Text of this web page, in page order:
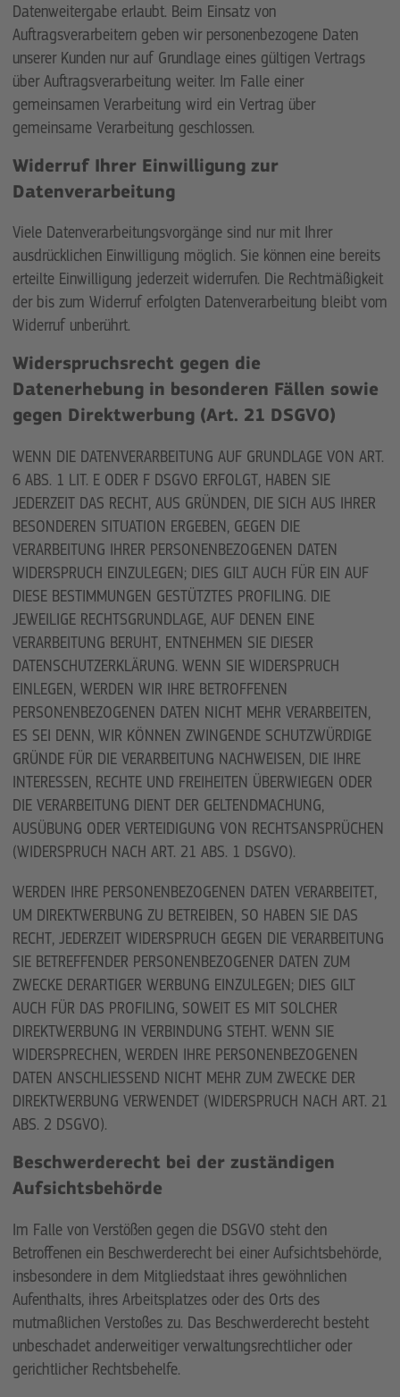
Datenweitergabe erlaubt. Beim Einsatz von
Auftragsverarbeitern geben wir personenbezogene Daten
unserer Kunden nur auf Grundlage eines gültigen Vertrags
über Auftragsverarbeitung weiter. Im Falle einer
gemeinsamen Verarbeitung wird ein Vertrag über
gemeinsame Verarbeitung geschlossen.
Widerruf Ihrer Einwilligung zur
Datenverarbeitung
Viele Datenverarbeitungsvorgänge sind nur mit Ihrer
ausdrücklichen Einwilligung möglich. Sie können eine bereits
erteilte Einwilligung jederzeit widerrufen. Die Rechtmäßigkeit
der bis zum Widerruf erfolgten Datenverarbeitung bleibt vom
Widerruf unberührt.
Widerspruchsrecht gegen die
Datenerhebung in besonderen Fällen sowie
gegen Direktwerbung (Art. 21 DSGVO)
WENN DIE DATENVERARBEITUNG AUF GRUNDLAGE VON ART.
6 ABS. 1 LIT. E ODER F DSGVO ERFOLGT, HABEN SIE
JEDERZEIT DAS RECHT, AUS GRÜNDEN, DIE SICH AUS IHRER
BESONDEREN SITUATION ERGEBEN, GEGEN DIE
VERARBEITUNG IHRER PERSONENBEZOGENEN DATEN
WIDERSPRUCH EINZULEGEN; DIES GILT AUCH FÜR EIN AUF
DIESE BESTIMMUNGEN GESTÜTZTES PROFILING. DIE
JEWEILIGE RECHTSGRUNDLAGE, AUF DENEN EINE
VERARBEITUNG BERUHT, ENTNEHMEN SIE DIESER
DATENSCHUTZERKLÄRUNG. WENN SIE WIDERSPRUCH
EINLEGEN, WERDEN WIR IHRE BETROFFENEN
PERSONENBEZOGENEN DATEN NICHT MEHR VERARBEITEN,
ES SEI DENN, WIR KÖNNEN ZWINGENDE SCHUTZWÜRDIGE
GRÜNDE FÜR DIE VERARBEITUNG NACHWEISEN, DIE IHRE
INTERESSEN, RECHTE UND FREIHEITEN ÜBERWIEGEN ODER
DIE VERARBEITUNG DIENT DER GELTENDMACHUNG,
AUSÜBUNG ODER VERTEIDIGUNG VON RECHTSANSPRÜCHEN
(WIDERSPRUCH NACH ART. 21 ABS. 1 DSGVO).
WERDEN IHRE PERSONENBEZOGENEN DATEN VERARBEITET,
UM DIREKTWERBUNG ZU BETREIBEN, SO HABEN SIE DAS
RECHT, JEDERZEIT WIDERSPRUCH GEGEN DIE VERARBEITUNG
SIE BETREFFENDER PERSONENBEZOGENER DATEN ZUM
ZWECKE DERARTIGER WERBUNG EINZULEGEN; DIES GILT
AUCH FÜR DAS PROFILING, SOWEIT ES MIT SOLCHER
DIREKTWERBUNG IN VERBINDUNG STEHT. WENN SIE
WIDERSPRECHEN, WERDEN IHRE PERSONENBEZOGENEN
DATEN ANSCHLIESSEND NICHT MEHR ZUM ZWECKE DER
DIREKTWERBUNG VERWENDET (WIDERSPRUCH NACH ART. 21
ABS. 2 DSGVO).
Beschwerde­recht bei der zuständigen
Aufsichts­behörde
Im Falle von Verstößen gegen die DSGVO steht den
Betroffenen ein Beschwerderecht bei einer Aufsichtsbehörde,
insbesondere in dem Mitgliedstaat ihres gewöhnlichen
Aufenthalts, ihres Arbeitsplatzes oder des Orts des
mutmaßlichen Verstoßes zu. Das Beschwerderecht besteht
unbeschadet anderweitiger verwaltungsrechtlicher oder
gerichtlicher Rechtsbehelfe.